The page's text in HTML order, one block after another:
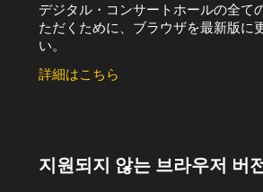
デジタル・コンサートホールの全て
ただくために、ブラウザを最新版に
い。
詳細はこちら
지원되지 않는 브라우저 버